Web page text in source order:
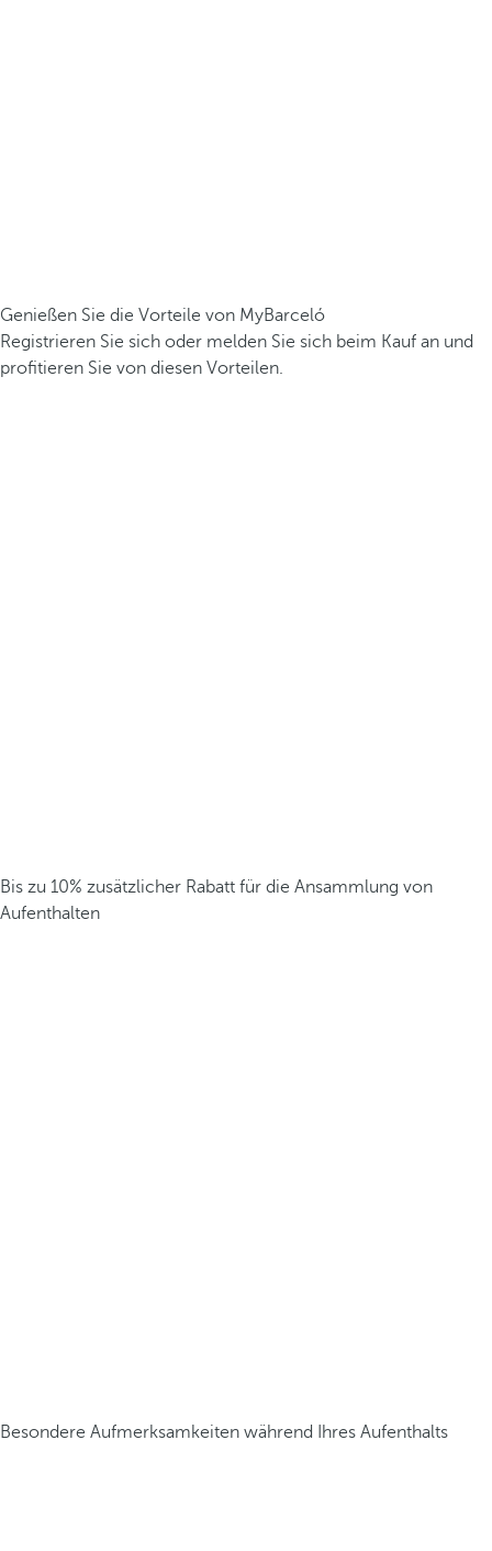
Genießen Sie die Vorteile von MyBarceló
Registrieren Sie sich oder melden Sie sich beim Kauf an und
profitieren Sie von diesen Vorteilen.
Bis zu 10% zusätzlicher Rabatt für die Ansammlung von
Aufenthalten
Besondere Aufmerksamkeiten während Ihres Aufenthalts